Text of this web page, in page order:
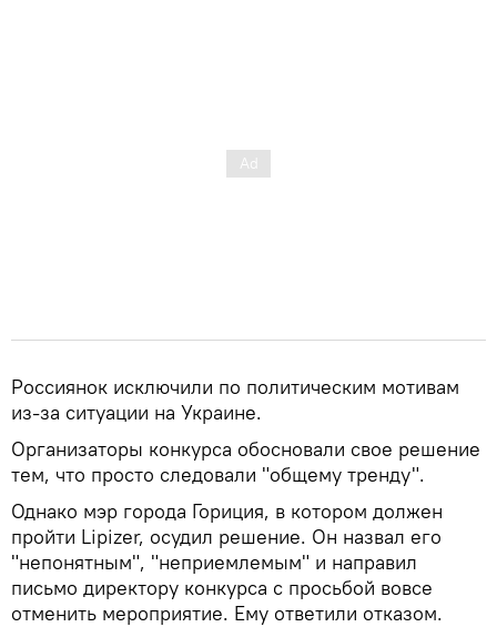
Россиянок исключили по политическим мотивам
из-за ситуации на Украине.
Организаторы конкурса обосновали свое решение
тем, что просто следовали "общему тренду".
Однако мэр города Гориция, в котором должен
пройти Lipizer, осудил решение. Он назвал его
"непонятным", "неприемлемым" и направил
письмо директору конкурса с просьбой вовсе
отменить мероприятие. Ему ответили отказом.